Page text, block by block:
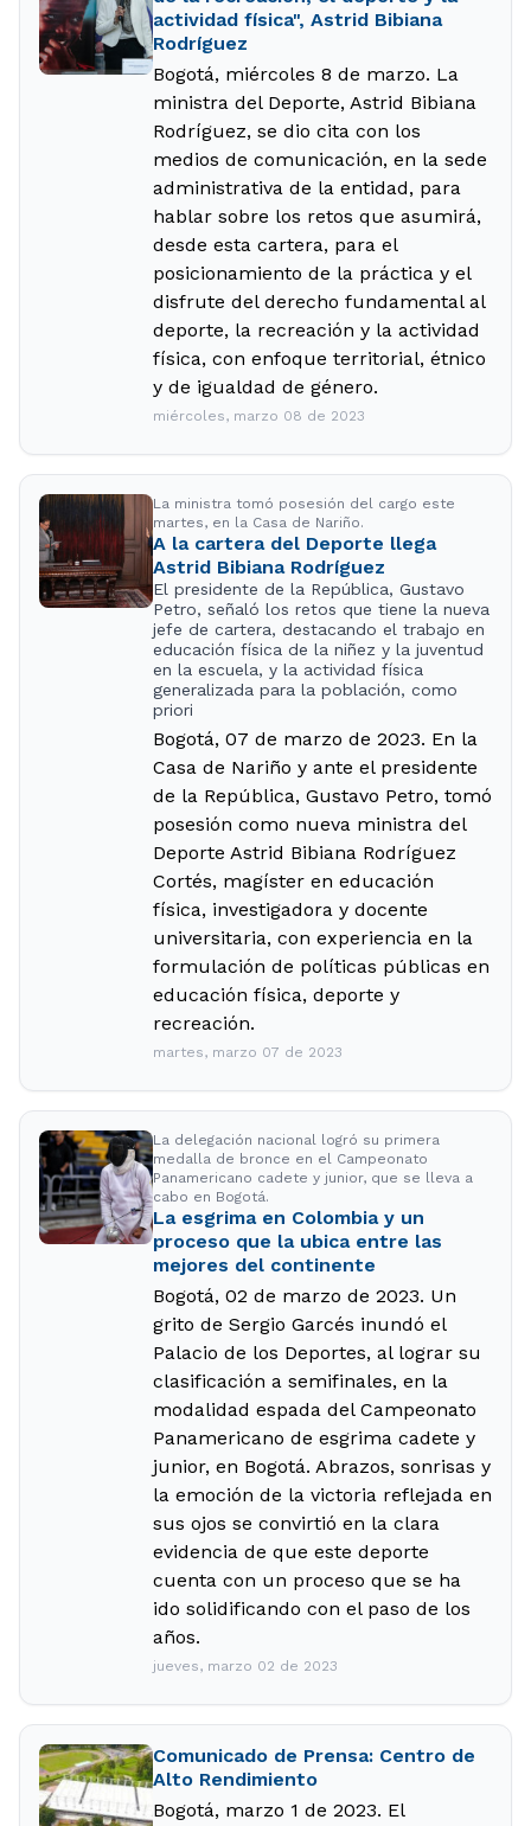
actividad física", Astrid Bibiana
Rodríguez
Bogotá, miércoles 8 de marzo. La
ministra del Deporte, Astrid Bibiana
Rodríguez, se dio cita con los
medios de comunicación, en la sede
administrativa de la entidad, para
hablar sobre los retos que asumirá,
desde esta cartera, para el
posicionamiento de la práctica y el
disfrute del derecho fundamental al
deporte, la recreación y la actividad
física, con enfoque territorial, étnico
y de igualdad de género.
miércoles, marzo 08 de 2023
La ministra tomó posesión del cargo este
martes, en la Casa de Nariño.
A la cartera del Deporte llega
Astrid Bibiana Rodríguez
El presidente de la República, Gustavo
Petro, señaló los retos que tiene la nueva
jefe de cartera, destacando el trabajo en
educación física de la niñez y la juventud
en la escuela, y la actividad física
generalizada para la población, como
priori
Bogotá, 07 de marzo de 2023. En la
Casa de Nariño y ante el presidente
de la República, Gustavo Petro, tomó
posesión como nueva ministra del
Deporte Astrid Bibiana Rodríguez
Cortés, magíster en educación
física, investigadora y docente
universitaria, con experiencia en la
formulación de políticas públicas en
educación física, deporte y
recreación.
martes, marzo 07 de 2023
La delegación nacional logró su primera
medalla de bronce en el Campeonato
Panamericano cadete y junior, que se lleva a
cabo en Bogotá.
La esgrima en Colombia y un
proceso que la ubica entre las
mejores del continente
Bogotá, 02 de marzo de 2023. Un
grito de Sergio Garcés inundó el
Palacio de los Deportes, al lograr su
clasificación a semifinales, en la
modalidad espada del Campeonato
Panamericano de esgrima cadete y
junior, en Bogotá. Abrazos, sonrisas y
la emoción de la victoria reflejada en
sus ojos se convirtió en la clara
evidencia de que este deporte
cuenta con un proceso que se ha
ido solidificando con el paso de los
años.
jueves, marzo 02 de 2023
Comunicado de Prensa: Centro de
Alto Rendimiento
Bogotá, marzo 1 de 2023. El